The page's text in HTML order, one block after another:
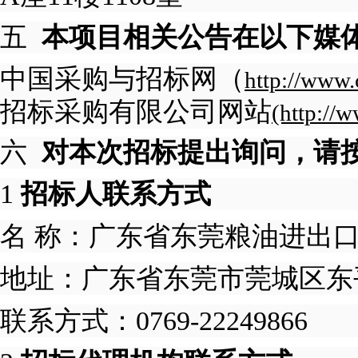
五 本项目相关公告在以下媒
中国采购与招标网（http://
招标采购有限公司网站(http://
六 对本次招标提出询问，请
1招标人联系方式
名 称： 广东省东莞粮油进出
地址： 广东省东莞市莞城区
联系方式： 0769-22249866